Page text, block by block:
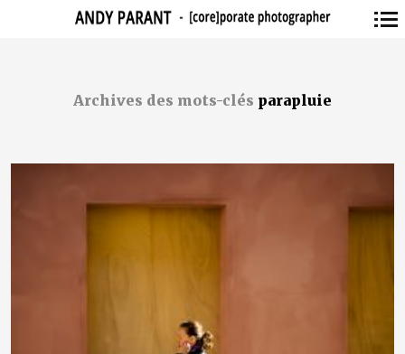
Archives des mots-clés parapluie